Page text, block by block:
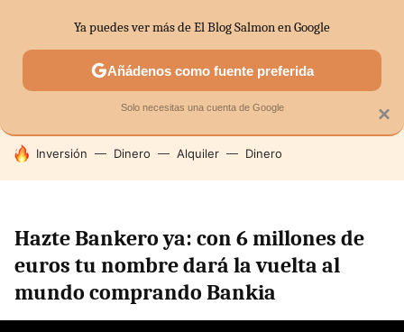
SECTORES ECONOMÍA DOMÉSTICA MERCADOS
HOY SE HABLA DE
Inversión Dinero Alquiler Dinero
Hazte Bankero ya: con 6 millones de
euros tu nombre dará la vuelta al
mundo comprando Bankia
×
Ya puedes ver más de El Blog Salmon en Google
Añádenos como fuente preferida
Solo necesitas una cuenta de Google